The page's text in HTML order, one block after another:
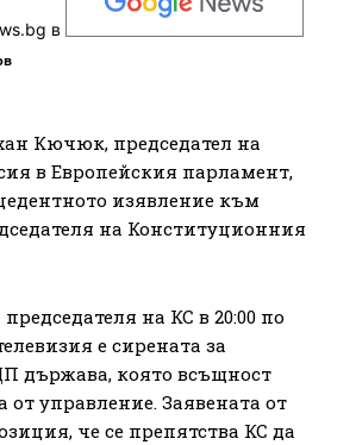
в
Кючюк, председател на
в Европейския парламент,
изявление към
на Конституционния
на КС в 20:00 по
е сирената за
държава, която всъщност
от управление. Заявената от
че се препятства КС да